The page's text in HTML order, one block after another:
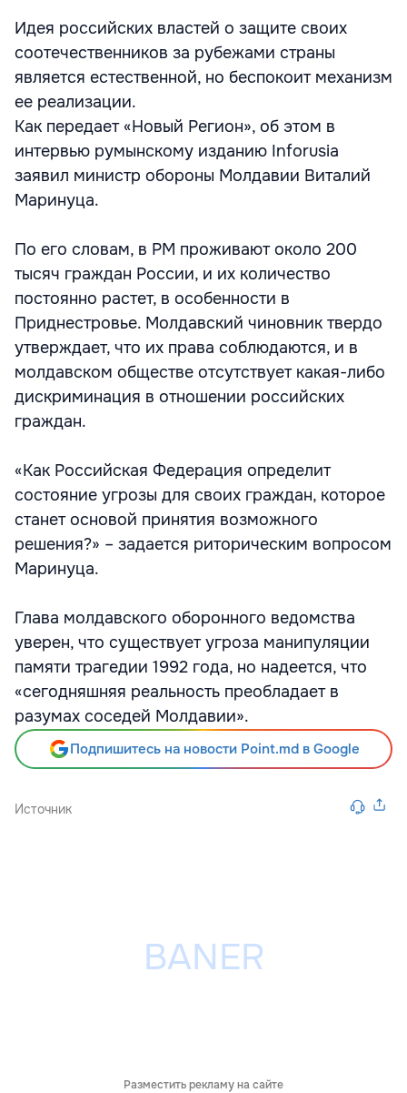
Идея российских властей о защите своих
соотечественников за рубежами страны
является естественной, но беспокоит механизм
ее реализации.
Как передает «Новый Регион», об этом в
интервью румынскому изданию Inforusia
заявил министр обороны Молдавии Виталий
Маринуца.
По его словам, в РМ проживают около 200
тысяч граждан России, и их количество
постоянно растет, в особенности в
Приднестровье. Молдавский чиновник твердо
утверждает, что их права соблюдаются, и в
молдавском обществе отсутствует какая-либо
дискриминация в отношении российских
граждан.
«Как Российская Федерация определит
состояние угрозы для своих граждан, которое
станет основой принятия возможного
решения?» – задается риторическим вопросом
Маринуца.
Глава молдавского оборонного ведомства
уверен, что существует угроза манипуляции
памяти трагедии 1992 года, но надеется, что
«сегодняшняя реальность преобладает в
разумах соседей Молдавии».
Подпишитесь на новости Point.md в Google
Источник
Разместить рекламу на сайте